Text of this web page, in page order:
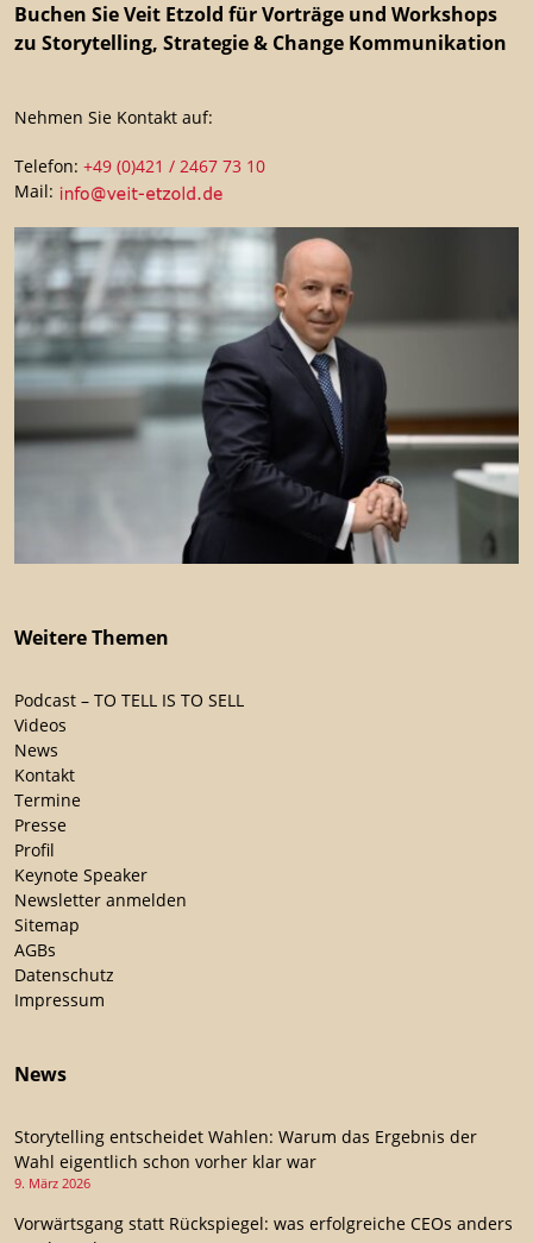
Buchen Sie Veit Etzold für Vorträge und Workshops
zu Storytelling, Strategie & Change Kommunikation
Nehmen Sie Kontakt auf:
Telefon: +49 (0)421 / 2467 73 10
Mail:
Weitere Themen
Podcast – TO TELL IS TO SELL
Videos
News
Kontakt
Termine
Presse
Profil
Keynote Speaker
Newsletter anmelden
Sitemap
AGBs
Datenschutz
Impressum
News
Storytelling entscheidet Wahlen: Warum das Ergebnis der
Wahl eigentlich schon vorher klar war
9. März 2026
Vorwärtsgang statt Rückspiegel: was erfolgreiche CEOs anders